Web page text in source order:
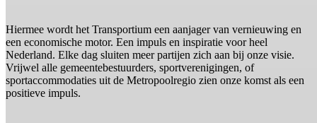
Hiermee wordt het Transportium een aanjager van vernieuwing en
een economische motor. Een impuls en inspiratie voor heel
Nederland. Elke dag sluiten meer partijen zich aan bij onze visie.
Vrijwel alle gemeentebestuurders, sportverenigingen, of
sportaccommodaties uit de Metropoolregio zien onze komst als een
positieve impuls.